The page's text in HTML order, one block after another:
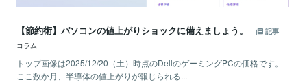
【節約術】パソコンの値上がりショックに備えましょう。
記事
コラム
トップ画像は2025/12/20（土）時点のDellのゲーミングPCの価格です。
ここ数か月、半導体の値上がりが報じられる...